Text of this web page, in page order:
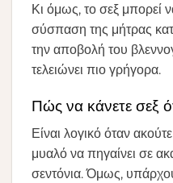
Κι όμως, το σεξ μπορεί
σύσπαση της μήτρας
την αποβολή του
τελειώνει πιο γρήγορα.
Πώς να κάνετε σεξ
Είναι λογικό όταν
μυαλό να πηγαίνει σε
σεντόνια. Όμως,